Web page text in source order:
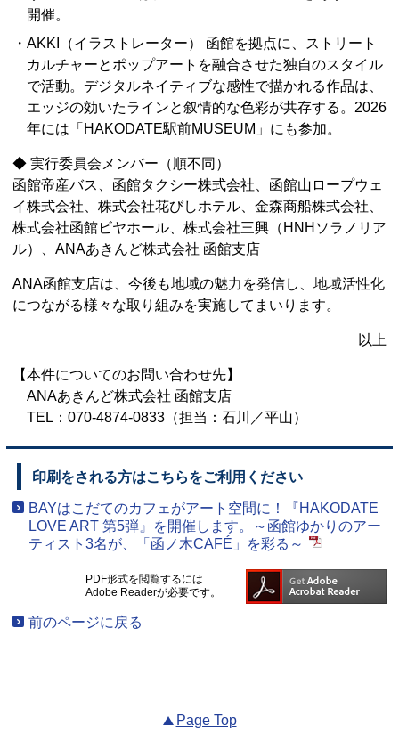
開催。
・AKKI（イラストレーター） 函館を拠点に、ストリート
カルチャーとポップアートを融合させた独自のスタイル
で活動。デジタルネイティブな感性で描かれる作品は、
エッジの効いたラインと叙情的な色彩が共存する。2026
年には「HAKODATE駅前MUSEUM」にも参加。
◆ 実行委員会メンバー（順不同）
函館帝産バス、函館タクシー株式会社、函館山ロープウェ
イ株式会社、株式会社花びしホテル、金森商船株式会社、
株式会社函館ビヤホール、株式会社三興（HNHソラノリア
ル）、ANAあきんど株式会社 函館支店
ANA函館支店は、今後も地域の魅力を発信し、地域活性化
につながる様々な取り組みを実施してまいります。
以上
【本件についてのお問い合わせ先】
ANAあきんど株式会社 函館支店
TEL：070-4874-0833（担当：石川／平山）
印刷をされる方はこちらをご利用ください
BAYはこだてのカフェがアート空間に！『HAKODATE
LOVE ART 第5弾』を開催します。～函館ゆかりのアー
ティスト3名が、「函ノ木CAFÉ」を彩る～
PDF形式を閲覧するには
Adobe Readerが必要です。
前のページに戻る
Page Top